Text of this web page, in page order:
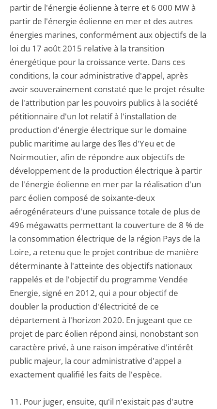
partir de l'énergie éolienne à terre et 6 000 MW à
partir de l'énergie éolienne en mer et des autres
énergies marines, conformément aux objectifs de la
loi du 17 août 2015 relative à la transition
énergétique pour la croissance verte. Dans ces
conditions, la cour administrative d'appel, après
avoir souverainement constaté que le projet résulte
de l'attribution par les pouvoirs publics à la société
pétitionnaire d'un lot relatif à l'installation de
production d'énergie électrique sur le domaine
public maritime au large des îles d'Yeu et de
Noirmoutier, afin de répondre aux objectifs de
développement de la production électrique à partir
de l'énergie éolienne en mer par la réalisation d'un
parc éolien composé de soixante-deux
aérogénérateurs d'une puissance totale de plus de
496 mégawatts permettant la couverture de 8 % de
la consommation électrique de la région Pays de la
Loire, a retenu que le projet contribue de manière
déterminante à l'atteinte des objectifs nationaux
rappelés et de l'objectif du programme Vendée
Energie, signé en 2012, qui a pour objectif de
doubler la production d'électricité de ce
département à l'horizon 2020. En jugeant que ce
projet de parc éolien répond ainsi, nonobstant son
caractère privé, à une raison impérative d'intérêt
public majeur, la cour administrative d'appel a
exactement qualifié les faits de l'espèce.
11. Pour juger, ensuite, qu'il n'existait pas d'autre